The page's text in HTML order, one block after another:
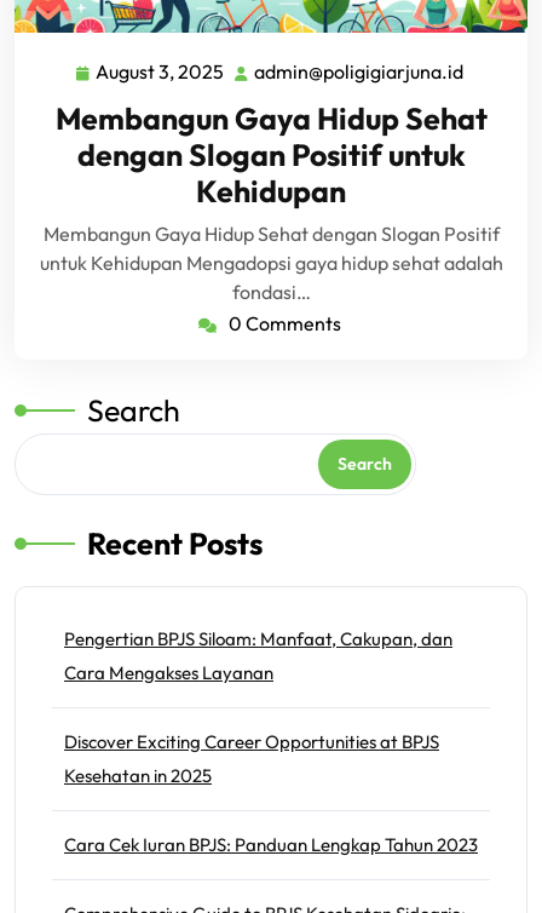
August 3, 2025 August
2025
admin@poligigiarjuna.id
Membangun Gaya Hidup Sehat
dengan Slogan Positif untuk
Kehidupan
Membangun Gaya Hidup Sehat dengan Slogan Positif
untuk Kehidupan Mengadopsi gaya hidup sehat adalah
fondasi…
0 Comments
Search
Search
Recent Posts
Pengertian BPJS Siloam: Manfaat, Cakupan, dan
Cara Mengakses Layanan
Discover Exciting Career Opportunities at BPJS
Kesehatan in 2025
Cara Cek Iuran BPJS: Panduan Lengkap Tahun 2023